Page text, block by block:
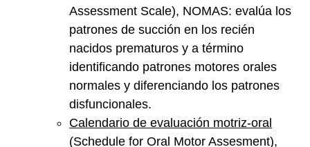
Assessment Scale), NOMAS: evalúa los
patrones de succión en los recién
nacidos prematuros y a término
identificando patrones motores orales
normales y diferenciando los patrones
disfuncionales.
Calendario de evaluación motriz-oral
(Schedule for Oral Motor Assesment),